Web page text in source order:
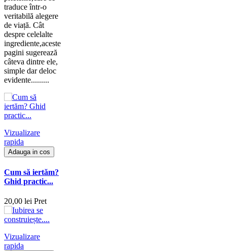
traduce într-o
veritabilă alegere
de viață. Cât
despre celelalte
ingrediente,aceste
pagini sugerează
câteva dintre ele,
simple dar deloc
evidente.........
Vizualizare
rapida
Adauga in cos
Cum să iertăm?
Ghid practic...
20,00 lei Pret
Vizualizare
rapida